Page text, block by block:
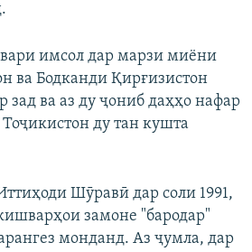
имсол дар марзи миёни
ва Бодканди Қирғизистон
зад ва аз ду ҷониб даҳҳо нафар
ду тан кушта
Шӯравӣ дар соли 1991,
замоне "бародар"
монданд. Аз ҷумла, дар